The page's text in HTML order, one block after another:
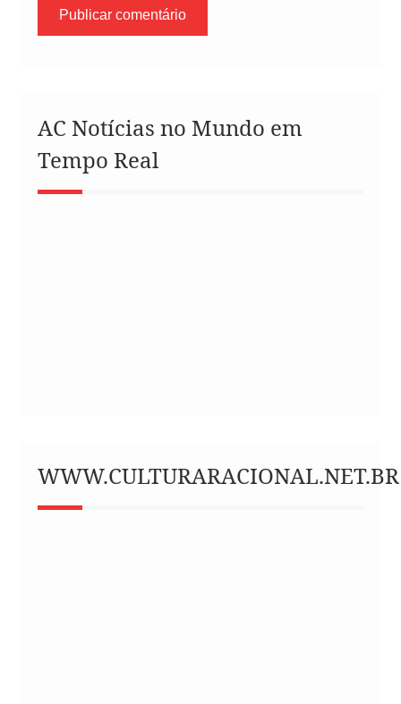
AC Notícias no Mundo em
Tempo Real
WWW.CULTURARACIONAL.NET.BR